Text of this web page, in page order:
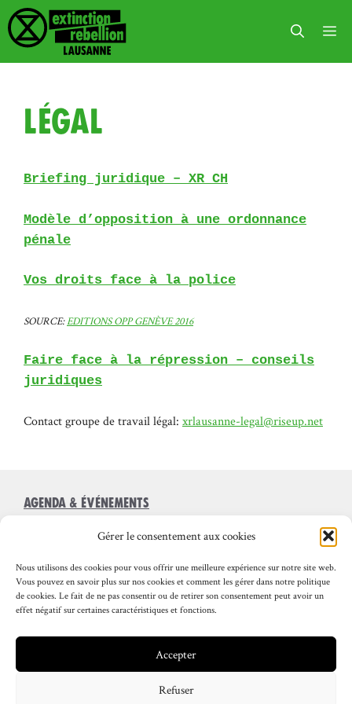
Gérer le consentement aux cookies
Nous utilisons des cookies pour vous offrir une meilleure expérience sur notre site web.
Vous pouvez en savoir plus sur nos cookies et comment les gérer dans notre politique
de cookies. Le fait de ne pas consentir ou de retirer son consentement peut avoir un
effet négatif sur certaines caractéristiques et fonctions.
Accepter
Refuser
Aller
au
contenu
Légal
Briefing juridique – XR CH
Modèle d’opposition à une ordonnance
pénale
Vos droits face à la police
SOURCE:EDITIONS OPP GENÈVE 2016
Faire face à la répression – conseils
juridiques
Contact groupe de travail légal: xrlausanne-legal@riseup.net
Agenda & Événements
Reste informé·e (mensuel)
Revendications & valeurs
Historique
Instagram Bluesky